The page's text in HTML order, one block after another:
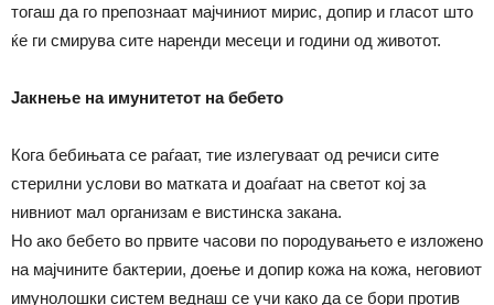
тогаш да го препознаат мајчиниот мирис, допир и гласот што
ќе ги смирува сите наренди месеци и години од животот.
Јакнење на имунитетот на бебето
Кога бебињата се раѓаат, тие излегуваат од речиси сите
стерилни услови во матката и доаѓаат на светот кој за
нивниот мал организам е вистинска закана.
Но ако бебето во првите часови по породувањето е изложено
на мајчините бактерии, доење и допир кожа на кожа, неговиот
имунолошки систем веднаш се учи како да се бори против